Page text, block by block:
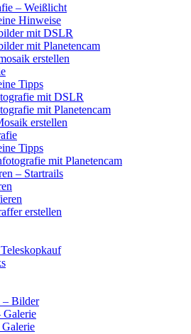
– Weißlicht
Hinweise
mit DSLR
mit Planetencam
erstellen
Tipps
mit DSLR
mit Planetencam
erstellen
Tipps
mit Planetencam
– Startrails
erstellen
– Bilder
Galerie